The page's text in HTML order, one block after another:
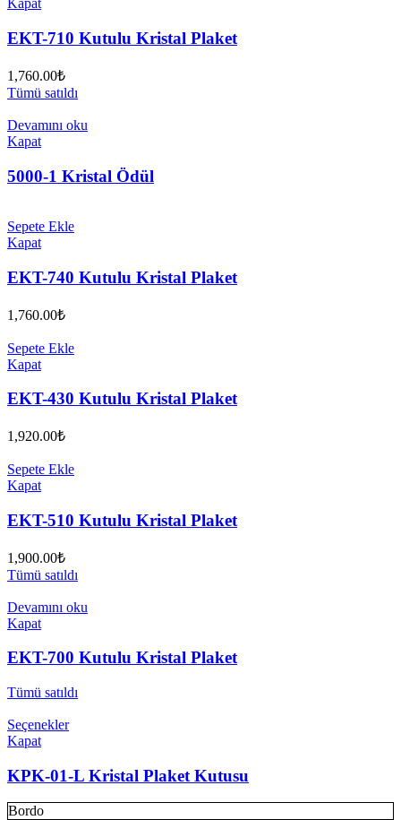
Kapat
EKT-710 Kutulu Kristal Plaket
1,760.00₺
Tümü satıldı
Devamını oku
Kapat
5000-1 Kristal Ödül
Sepete Ekle
Kapat
EKT-740 Kutulu Kristal Plaket
1,760.00₺
Sepete Ekle
Kapat
EKT-430 Kutulu Kristal Plaket
1,920.00₺
Sepete Ekle
Kapat
EKT-510 Kutulu Kristal Plaket
1,900.00₺
Tümü satıldı
Devamını oku
Kapat
EKT-700 Kutulu Kristal Plaket
Tümü satıldı
Seçenekler
Kapat
KPK-01-L Kristal Plaket Kutusu
Bordo